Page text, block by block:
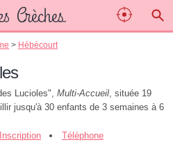
> Hébécourt
Lucioles", Multi-Accueil, située 19
jusqu'à 30 enfants de 3 semaines à 6
Inscription Téléphone